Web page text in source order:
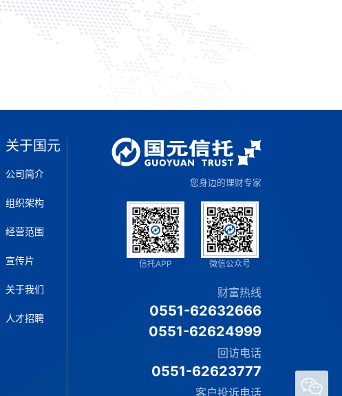
关于国元
公司简介
组织架构
经营范围
宣传片
关于我们
人才招聘
您身边的理财专家
信托APP 微信公众号
财富热线
0551-62632666
0551-62624999
回访电话
0551-62623777
客户投诉电话